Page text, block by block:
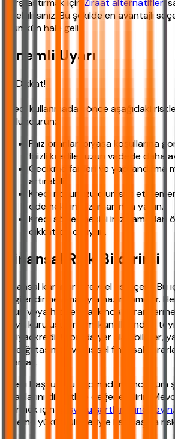
karşılaştırmak için Ziraat alternatifleri
edebilirsiniz. Bu şekilde en avantajlı
mümkün hale gelir.
Önemli Uyarı
⚠️ Dikkat!
Kredi kullanmadan önce aşağıdaki
bulundurun:
Faiz oranları piyasa koşullarına
faizli krediler uzun vadede daha
Gecikme faizleri ve yapılandırma
artırabilir.
Kredi notunuzu olumsuz
ödemelerinizi zamanında yapın.
Kredi sözleşmesini imzalamadan
dikkatlice okuyun.
Finansal Risk Bildirimi
Finansal kararlar bireysel risk içerir. Bu
bilgilendirme amacıyla hazırlanmıştır.
ürün veya hizmet hakkında karar
veya kuruluşun resmi kanallarından
ihtiyackredisi.com'da yer alan bilgiler,
niteliği taşımaz ve kişisel finansal
olamaz.
Kredi başvurusu yapmadan önce tüm
oranlarını dikkatlice değerlendirin.
görmek için
başvuru şartlarını inceleyin
ödeme yükümlülükleriyle karşılaşma